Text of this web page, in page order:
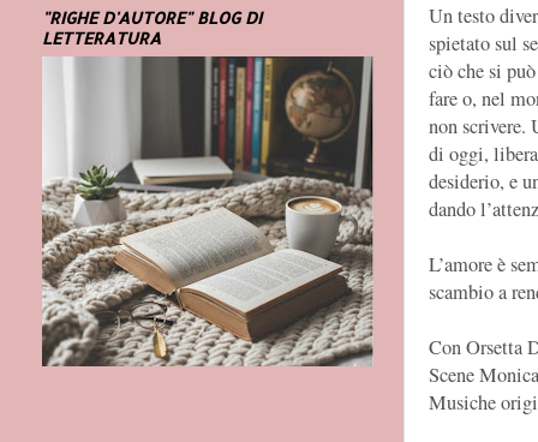
Un testo
spietato sul
ciò che si
fare o, nel
non scrivere.
di oggi,
desiderio, e
dando
L’amore è
scambio a
Con Orsetta
Scene
Musiche
"RIGHE D'AUTORE" BLOG DI
LETTERATURA